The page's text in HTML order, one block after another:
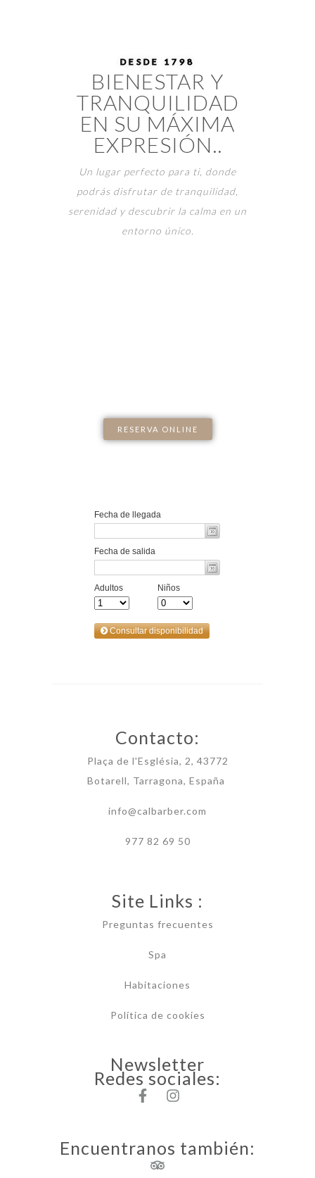
DESDE 1798
BIENESTAR Y
TRANQUILIDAD
EN SU MÁXIMA
EXPRESIÓN..
Un lugar perfecto para ti, donde
podrás disfrutar de tranquilidad,
serenidad y descubrir la calma en un
entorno único.
RESERVA ONLINE
Contacto:
Plaça de l'Església, 2, 43772
Botarell, Tarragona, España
info@calbarber.com
977 82 69 50
Site Links :
Preguntas frecuentes
Spa
Habitaciones
Política de cookies
Newsletter
Redes sociales:
Encuentranos también: